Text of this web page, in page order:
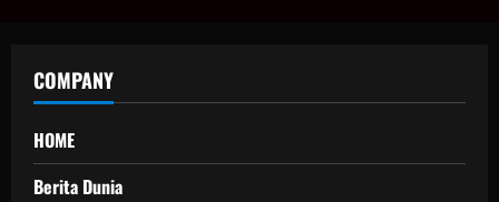
COMPANY
HOME
Berita Dunia